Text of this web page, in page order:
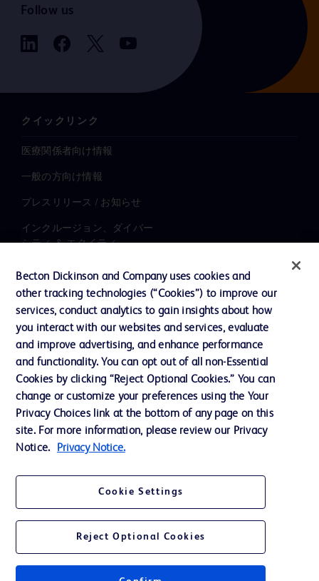
Follow us
クイックリンク
医療関係者向け情報
一般の方向け情報
プレスリリース / お知らせ
インクルージョン、ダイバー
シティ ＆ エクイティ
会社案内
お問い合わせ
Cookie Preferences
プライバシーポリシー
ご利用規約
Becton, Dickinson and Company. All other trademarks are the property of
their respective owners.
Becton Dickinson and Company uses cookies and
other tracking technologies (“Cookies”) to improve our
services, conduct analytics to gain insights about how
you interact with our websites and services, evaluate
and improve advertising, and enhance performance
and functionality. You can opt out of all non-Essential
Cookies by clicking “Reject Optional Cookies.” You can
change or customize your preferences using the Your
Privacy Choices link at the bottom of any page on this
site. For more information, please review our Privacy
Notice.
Privacy Notice.
Cookie Settings
Reject Optional Cookies